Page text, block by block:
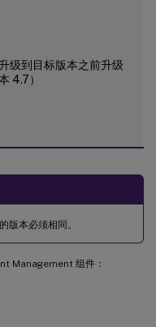
级到目标版本之前升级
4.7）
版本必须相同。
Management 组件：